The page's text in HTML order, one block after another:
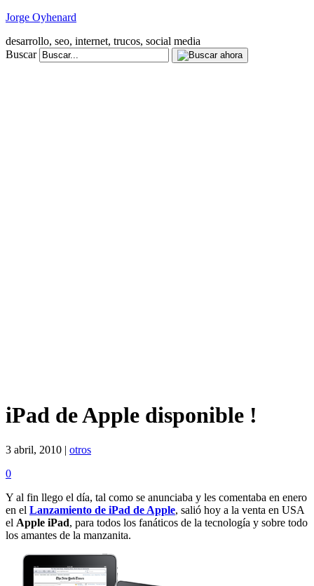
Jorge Oyhenard
desarrollo, seo, internet, trucos, social media
Buscar
iPad de Apple disponible !
3 abril, 2010 | otros
0
Y al fin llego el día, tal como se anunciaba y les comentaba en enero
en el Lanzamiento de iPad de Apple, salió hoy a la venta en USA
el Apple iPad, para todos los fanáticos de la tecnología y sobre todo
los amantes de la manzanita.